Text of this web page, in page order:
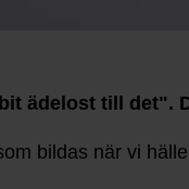
ädelost till det".
bildas när vi